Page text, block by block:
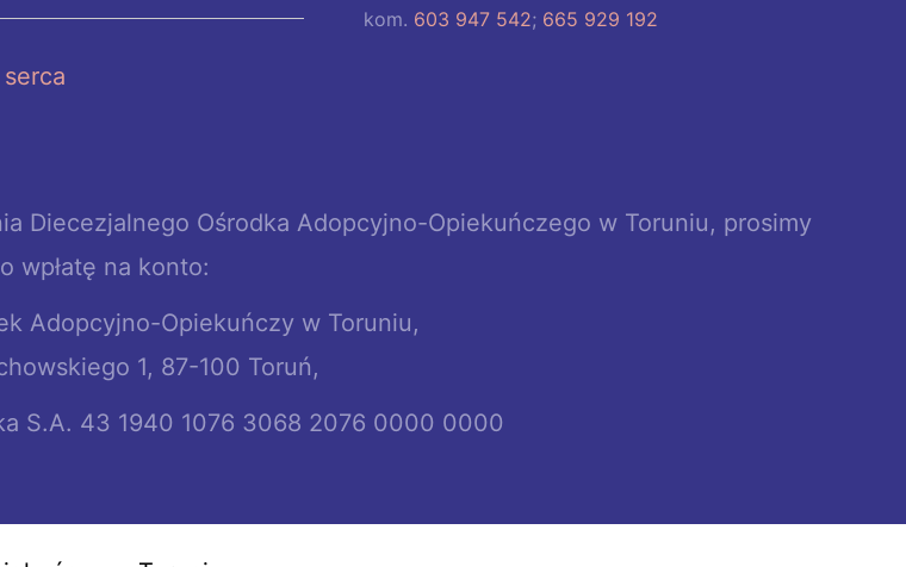
kom. 603 947 542; 665 929 192
Diecezjalnego Ośrodka Adopcyjno-Opiekuńczego w Toruniu, prosimy
o wpłatę na konto:
Adopcyjno-Opiekuńczy w Toruniu,
1, 87-100 Toruń,
S.A. 43 1940 1076 3068 2076 0000 0000